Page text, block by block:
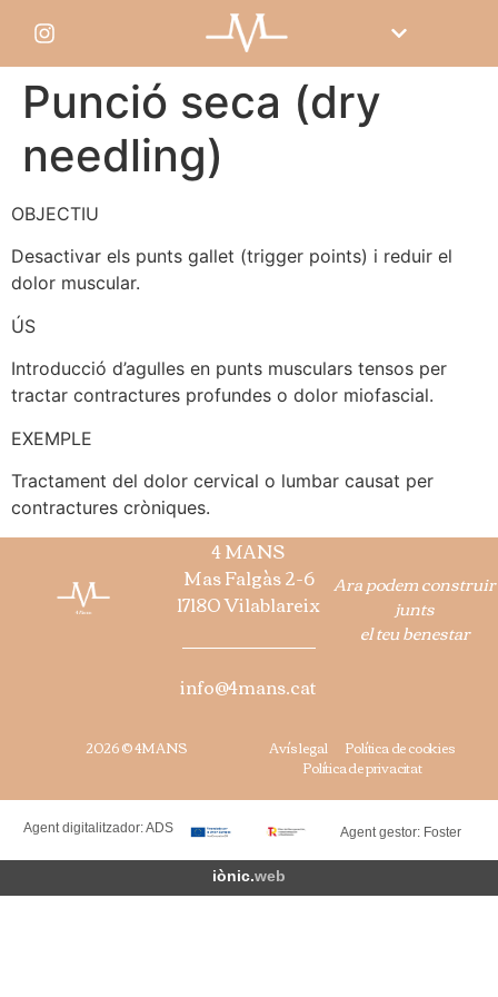
Punció seca (dry
needling)
OBJECTIU
Desactivar els punts gallet (trigger points) i reduir el
dolor muscular.
ÚS
Introducció d’agulles en punts musculars tensos per
tractar contractures profundes o dolor miofascial.
EXEMPLE
Tractament del dolor cervical o lumbar causat per
contractures cròniques.
4 MANS
Mas Falgàs 2-6
17180 Vilablareix
info@4mans.cat
Ara podem construir
junts
el teu benestar
2026 © 4MANS Avís legal Política de cookies
Política de privacitat
Agent digitalitzador: ADS Agent gestor: Foster
iònic.web